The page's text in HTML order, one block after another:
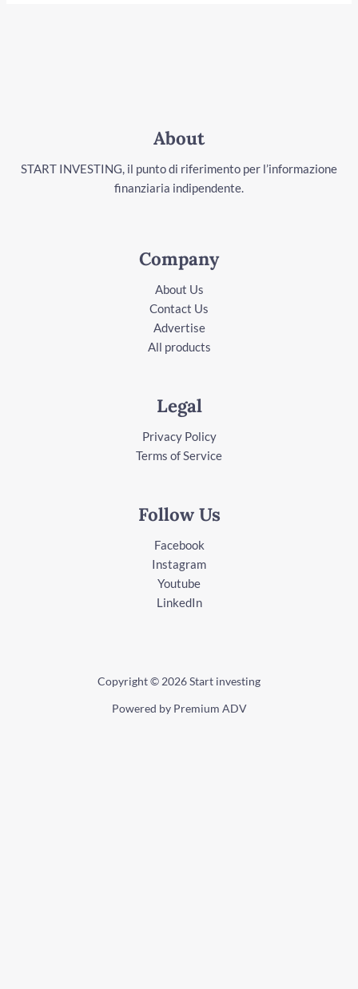
About
START INVESTING, il punto di riferimento per l’informazione
finanziaria indipendente.
Company
About Us
Contact Us
Advertise
All products
Legal
Privacy Policy
Terms of Service
Follow Us
Facebook
Instagram
Youtube
LinkedIn
Copyright © 2026 Start investing
Powered by Premium ADV